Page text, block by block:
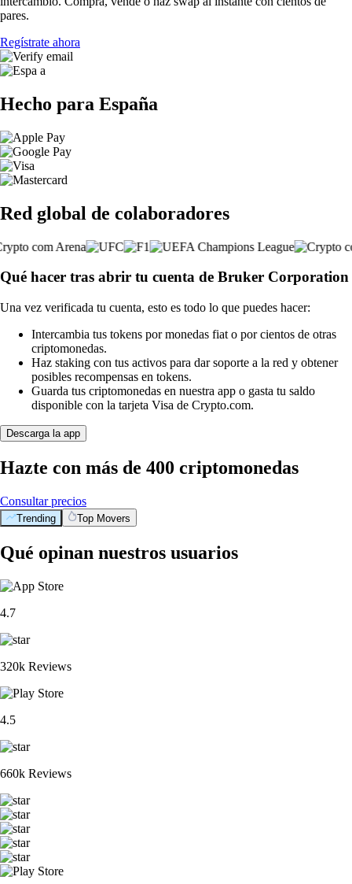
pares.
Regístrate ahora
Hecho para España
Red global de colaboradores
Qué hacer tras abrir tu cuenta de Bruker Corporation
Una vez verificada tu cuenta, esto es todo lo que puedes hacer:
Intercambia tus tokens por monedas fiat o por cientos de otras
criptomonedas.
Haz staking con tus activos para dar soporte a la red y obtener
posibles recompensas en tokens.
Guarda tus criptomonedas en nuestra app o gasta tu saldo
disponible con la tarjeta Visa de Crypto.com.
Descarga la app
Hazte con más de 400 criptomonedas
Consultar precios
Trending Top Movers
Qué opinan nuestros usuarios
4.7
320k Reviews
4.5
660k Reviews